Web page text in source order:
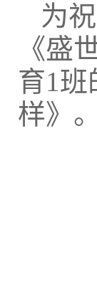
为
《盛
育1
样》。